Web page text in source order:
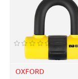
OXFORD